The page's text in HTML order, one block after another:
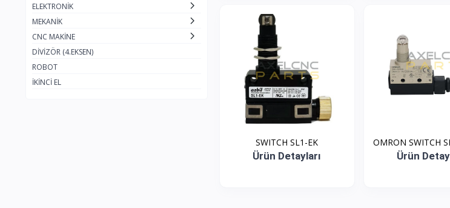
HYUNDAI WIA
FANUC 38
ARYUNG
ELEKTRONİK
MEKANİK
CNC MAKİNE
DİVİZÖR (4.EKSEN)
ROBOT
İKİNCİ EL
SWITCH SL1-EK
Ürün Detayları Ürün